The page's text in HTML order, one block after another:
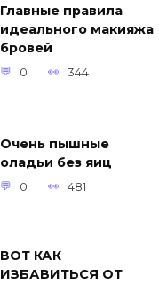
Главные правила
идеального макияжа
бровей
0 344
Очень пышные
оладьи без яиц
0 481
ВОТ КАК
ИЗБАВИТЬСЯ ОТ